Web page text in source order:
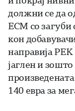
должни се да
ЕСМ со загуби
кон
направија РЕК
јаглен и
140 евра за